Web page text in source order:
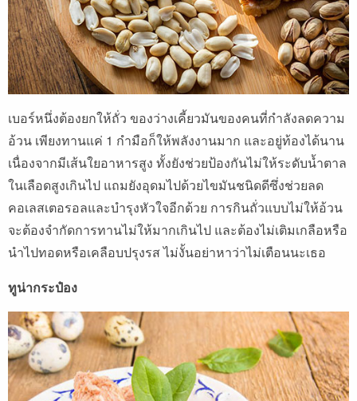
เบอร์หนึ่งต้องยกให้ถั่ว ของว่างเคี้ยวมันของคนที่กำลังลดความ
อ้วน เพียงทานแค่ 1 กำมือก็ให้พลังงานมาก และอยู่ท้องได้นาน
เนื่องจากมีเส้นใยอาหารสูง ทั้งยังช่วยป้องกันไม่ให้ระดับน้ำตาล
ในเลือดสูงเกินไป แถมยังอุดมไปด้วยไขมันชนิดดีซึ่งช่วยลด
คอเลสเตอรอลและบำรุงหัวใจอีกด้วย การกินถั่วแบบไม่ให้อ้วน
จะต้องจำกัดการทานไม่ให้มากเกินไป และต้องไม่เติมเกลือหรือ
นำไปทอดหรือเคลือบปรุงรส ไม่งั้นอย่าหาว่าไม่เตือนนะเธอ
ทูน่ากระป๋อง